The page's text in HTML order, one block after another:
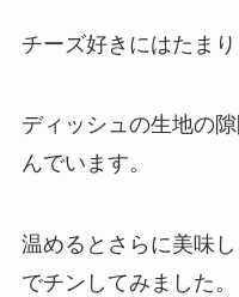
チーズ好きにはたまり
ディッシュの生地の
んでいます。
温めるとさらに美味
でチンしてみました。